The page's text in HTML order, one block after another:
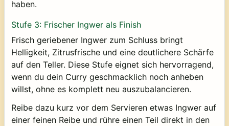
haben.
Stufe 3: Frischer Ingwer als Finish
Frisch geriebener Ingwer zum Schluss bringt
Helligkeit, Zitrusfrische und eine deutlichere Schärfe
auf den Teller. Diese Stufe eignet sich hervorragend,
wenn du dein Curry geschmacklich noch anheben
willst, ohne es komplett neu auszubalancieren.
Reibe dazu kurz vor dem Servieren etwas Ingwer auf
einer feinen Reibe und rühre einen Teil direkt in den